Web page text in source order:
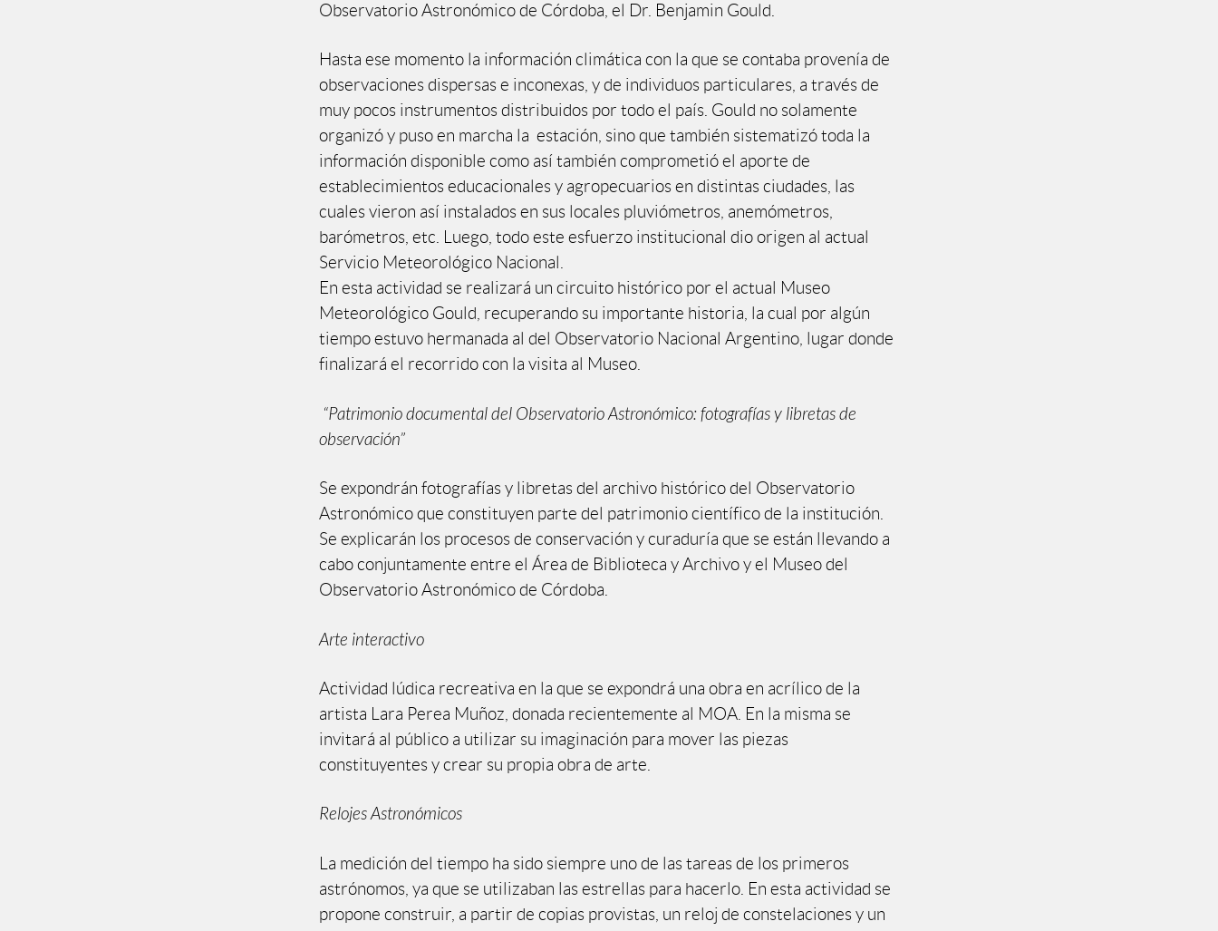
Observatorio Astronómico de Córdoba, el Dr. Benjamin Gould.
Hasta ese momento la información climática con la que se contaba provenía de
observaciones dispersas e inconexas, y de individuos particulares, a través de
muy pocos instrumentos distribuidos por todo el país. Gould no solamente
organizó y puso en marcha la estación, sino que también sistematizó toda la
información disponible como así también comprometió el aporte de
establecimientos educacionales y agropecuarios en distintas ciudades, las
cuales vieron así instalados en sus locales pluviómetros, anemómetros,
barómetros, etc. Luego, todo este esfuerzo institucional dio origen al actual
Servicio Meteorológico Nacional.
En esta actividad se realizará un circuito histórico por el actual Museo
Meteorológico Gould, recuperando su importante historia, la cual por algún
tiempo estuvo hermanada al del Observatorio Nacional Argentino, lugar donde
finalizará el recorrido con la visita al Museo.
“Patrimonio documental del Observatorio Astronómico: fotografías y libretas de
observación”
Se expondrán fotografías y libretas del archivo histórico del Observatorio
Astronómico que constituyen parte del patrimonio científico de la institución.
Se explicarán los procesos de conservación y curaduría que se están llevando a
cabo conjuntamente entre el Área de Biblioteca y Archivo y el Museo del
Observatorio Astronómico de Córdoba.
Arte interactivo
Actividad lúdica recreativa en la que se expondrá una obra en acrílico de la
artista Lara Perea Muñoz, donada recientemente al MOA. En la misma se
invitará al público a utilizar su imaginación para mover las piezas
constituyentes y crear su propia obra de arte.
Relojes Astronómicos
La medición del tiempo ha sido siempre uno de las tareas de los primeros
astrónomos, ya que se utilizaban las estrellas para hacerlo. En esta actividad se
propone construir, a partir de copias provistas, un reloj de constelaciones y un